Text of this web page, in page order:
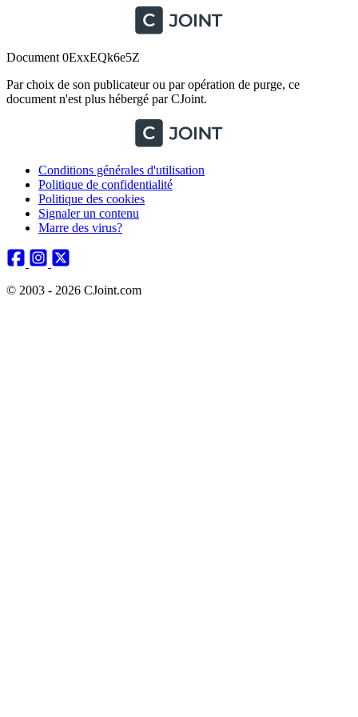
Document 0ExxEQk6e5Z
Par choix de son publicateur ou par opération de purge, ce
document n'est plus hébergé par CJoint.
Conditions générales d'utilisation
Politique de confidentialité
Politique des cookies
Signaler un contenu
Marre des virus?
© 2003 - 2026 CJoint.com